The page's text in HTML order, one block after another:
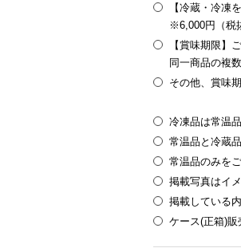
【冷蔵・冷凍
※6,000円（税
【賞味期限】
同一商品の複
その他、賞味
冷凍品は常温
常温品と冷蔵
常温品のみを
掲載写真はイ
掲載している
ケース(正箱)販